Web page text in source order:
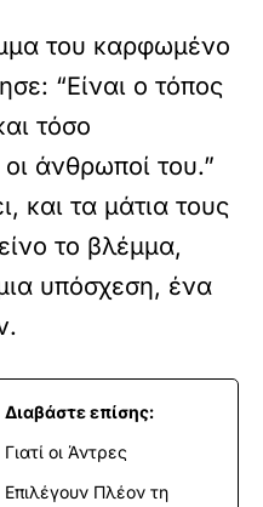
του καρφωμένο
“Είναι ο τόπος
τόσο
άνθρωποί του.”
και τα μάτια τους
το βλέμμα,
υπόσχεση, ένα
Διαβάστε επίσης:
Γιατί οι Άντρες
Επιλέγουν Πλέον τη